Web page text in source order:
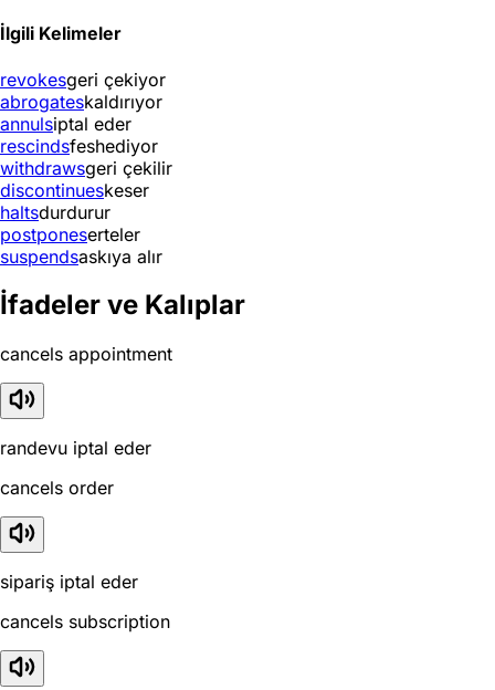
İlgili Kelimeler
revokesgeri çekiyor
abrogateskaldırıyor
annulsiptal eder
rescindsfeshediyor
withdrawsgeri çekilir
discontinueskeser
haltsdurdurur
postponeserteler
suspendsaskıya alır
İfadeler ve Kalıplar
cancels appointment
randevu iptal eder
cancels order
sipariş iptal eder
cancels subscription